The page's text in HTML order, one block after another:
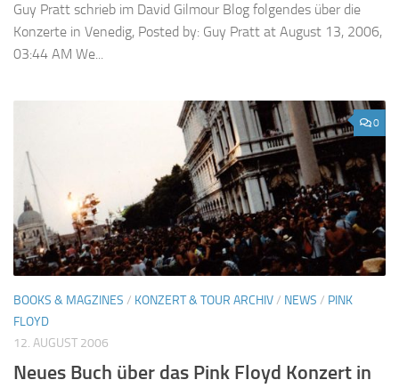
Guy Pratt schrieb im David Gilmour Blog folgendes über die
Konzerte in Venedig, Posted by: Guy Pratt at August 13, 2006,
03:44 AM We...
0
BOOKS & MAGZINES / KONZERT & TOUR ARCHIV/ NEWS / PINK
FLOYD
12. AUGUST 2006
Neues Buch über das Pink Floyd Konzert in